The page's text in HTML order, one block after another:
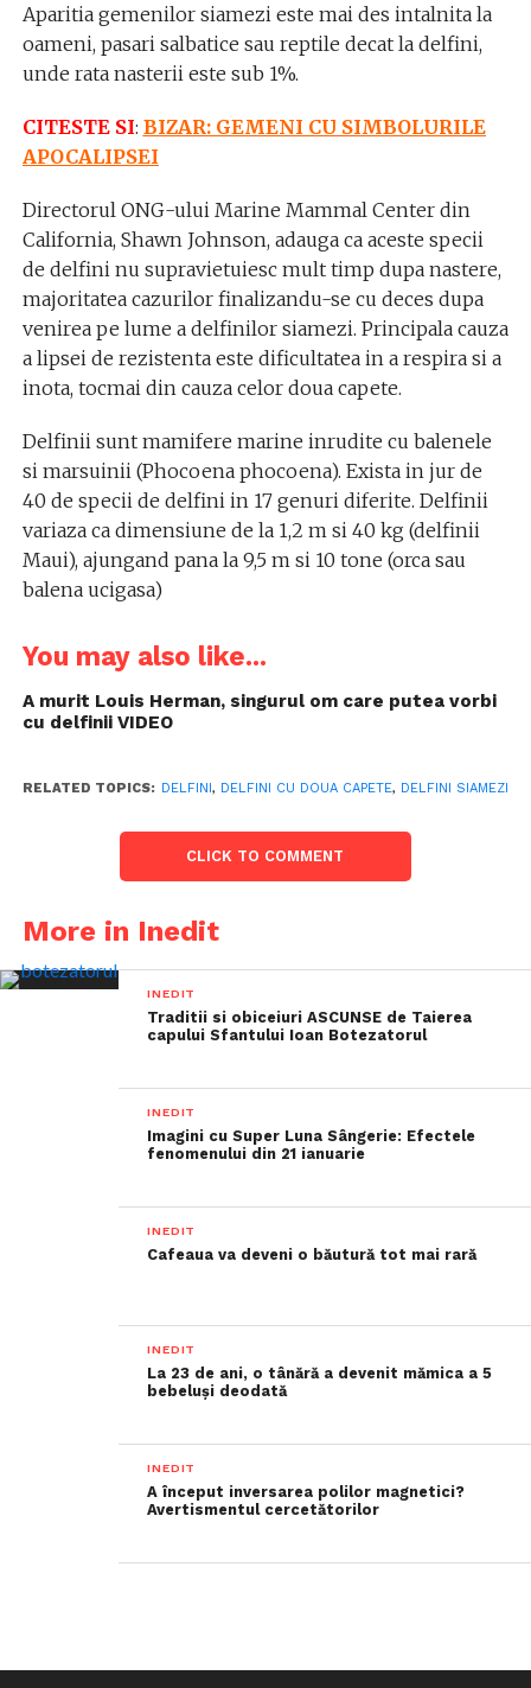
Aparitia gemenilor siamezi este mai des intalnita la
oameni, pasari salbatice sau reptile decat la delfini,
unde rata nasterii este sub 1%.
CITESTE SI: BIZAR: GEMENI CU SIMBOLURILE
APOCALIPSEI
Directorul ONG-ului Marine Mammal Center din
California, Shawn Johnson, adauga ca aceste specii
de delfini nu supravietuiesc mult timp dupa nastere,
majoritatea cazurilor finalizandu-se cu deces dupa
venirea pe lume a delfinilor siamezi. Principala cauza
a lipsei de rezistenta este dificultatea in a respira si a
inota, tocmai din cauza celor doua capete.
Delfinii sunt mamifere marine inrudite cu balenele
si marsuinii (Phocoena phocoena). Exista in jur de
40 de specii de delfini in 17 genuri diferite. Delfinii
variaza ca dimensiune de la 1,2 m si 40 kg (delfinii
Maui), ajungand pana la 9,5 m si 10 tone (orca sau
balena ucigasa)
You may also like...
A murit Louis Herman, singurul om care putea vorbi
cu delfinii VIDEO
RELATED TOPICS: DELFINI, DELFINI CU DOUA CAPETE, DELFINI SIAMEZI
CLICK TO COMMENT
More in Inedit
INEDIT
Traditii si obiceiuri ASCUNSE de Taierea
capului Sfantului Ioan Botezatorul
INEDIT
Imagini cu Super Luna Sângerie: Efectele
fenomenului din 21 ianuarie
INEDIT
Cafeaua va deveni o băutură tot mai rară
INEDIT
La 23 de ani, o tânără a devenit mămica a 5
bebeluși deodată
INEDIT
A început inversarea polilor magnetici?
Avertismentul cercetătorilor